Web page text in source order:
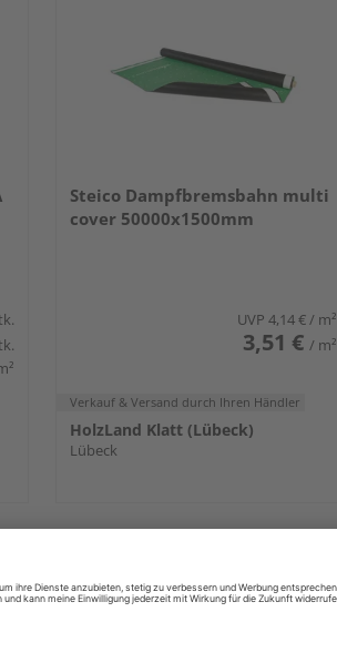
Steico Dampfbremsbahn multi
cover 50000x1500mm
UVP 4,14 €/ m²
3,51 € / m²
Verkauf & Versand durch Ihren Händler
HolzLand Klatt (Lübeck)
Lübeck